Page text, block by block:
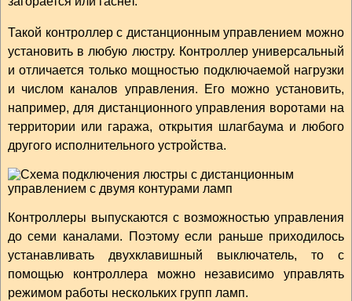
Такой контроллер с дистанционным управлением можно
установить в любую люстру. Контроллер универсальный
и отличается только мощностью подключаемой нагрузки
и числом каналов управления. Его можно установить,
например, для дистанционного управления воротами на
территории или гаража, открытия шлагбаума и любого
другого исполнительного устройства.
Контроллеры выпускаются с возможностью управления
до семи каналами. Поэтому если раньше приходилось
устанавливать двухклавишный выключатель, то с
помощью контроллера можно независимо управлять
режимом работы нескольких групп ламп.